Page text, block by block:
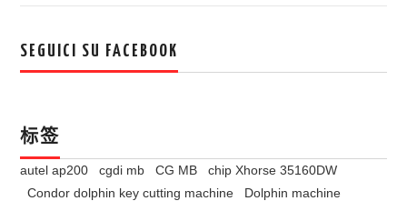
SEGUICI SU FACEBOOK
标签
autel ap200 cgdi mb CG MB
chip Xhorse 35160DW
Condor dolphin key cutting machine
Dolphin machine